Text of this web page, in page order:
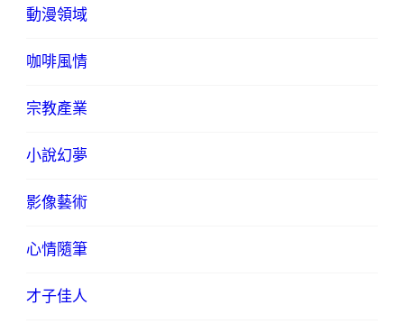
動漫領域
咖啡風情
宗教產業
小說幻夢
影像藝術
心情隨筆
才子佳人